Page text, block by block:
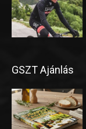
GSZT Ajánlás